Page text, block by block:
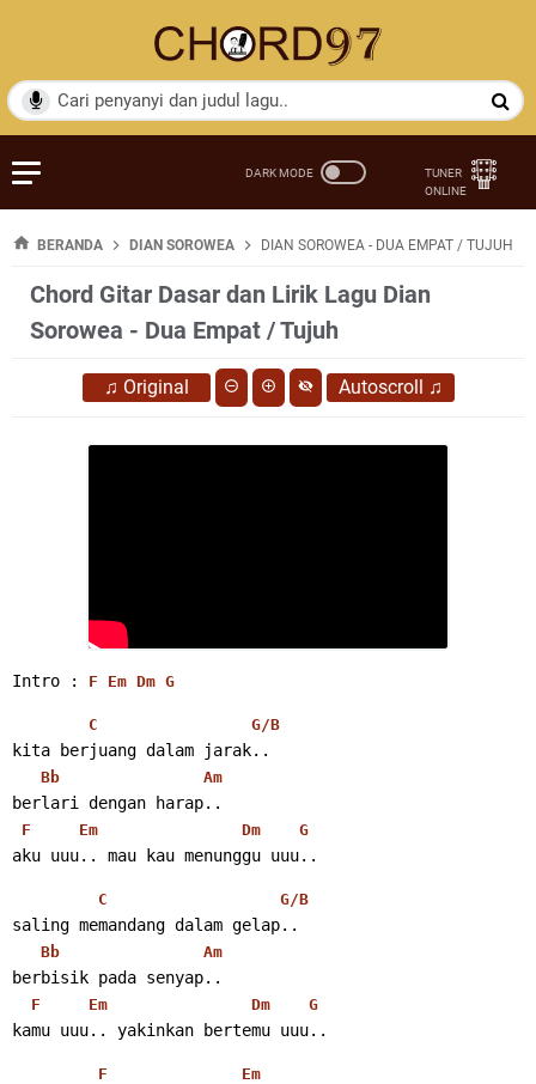
BERANDA DIAN SOROWEA DIAN SOROWEA - DUA EMPAT / TUJUH
Chord Gitar Dasar dan Lirik Lagu Dian
Sorowea - Dua Empat / Tujuh
♫ Original Autoscroll ♫
Intro : F Em Dm G
C G/B
kita berjuang dalam jarak..
Bb Am
berlari dengan harap..
F Em Dm G
aku uuu.. mau kau menunggu uuu..
C G/B
saling memandang dalam gelap..
Bb Am
berbisik pada senyap..
F Em Dm G
kamu uuu.. yakinkan bertemu uuu..
F Em